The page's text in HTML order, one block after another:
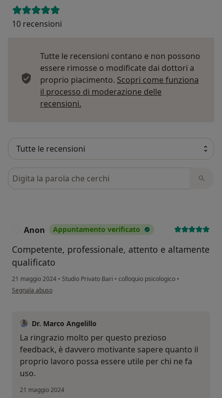
10 recensioni
Tutte le recensioni contano e non possono
essere rimosse o modificate dai dottori a
proprio piacimento. Scopri come funziona
il processo di moderazione delle
recensioni.
Cerca nelle recensioni
Anon Appuntamento verificato
Competente, professionale, attento e altamente
qualificato
21 maggio 2024 • Studio Privato Bari • colloquio psicologico •
secondo l'opinione dell'utente Anon
Segnala abuso
Dr. Marco Angelillo
La ringrazio molto per questo prezioso
feedback, è davvero motivante sapere quanto il
proprio lavoro possa essere utile per chi ne fa
uso.
21 maggio 2024